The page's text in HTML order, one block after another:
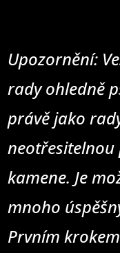
Upozornění:
rady ohledně
právě jako
neotřesitelnou
kamene. Je
mnoho
Prvním